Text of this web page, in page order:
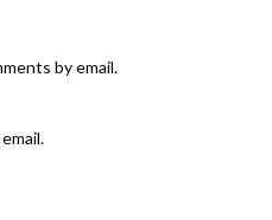
by email.